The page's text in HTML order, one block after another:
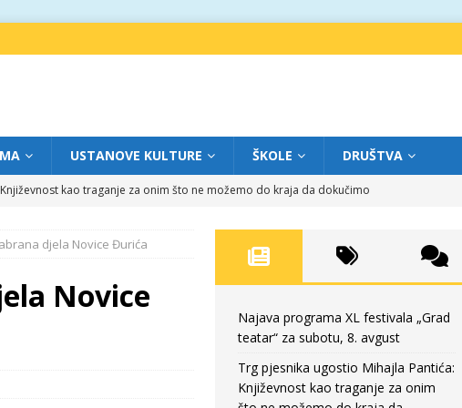
USTANOVE KULTURE ŠKOLE DRUŠTVA
kao traganje za onim što ne možemo do kraja da dokučimo
za petak, 7. avgust
„Više od igre” na sceni između crkava
FOKUS
za četvrtak, 6. avgust
djela Novice Đurića
Novice
Najava programa XL festivala „Grad
teatar“ za subotu, 8. avgust
Trg pjesnika ugostio Mihajla Pantića:
Književnost kao traganje za onim